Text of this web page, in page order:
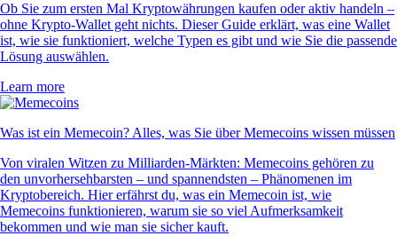
Ob Sie zum ersten Mal Kryptowährungen kaufen oder aktiv handeln –
ohne Krypto-Wallet geht nichts. Dieser Guide erklärt, was eine Wallet
ist, wie sie funktioniert, welche Typen es gibt und wie Sie die passende
Lösung auswählen.
Learn more
Was ist ein Memecoin? Alles, was Sie über Memecoins wissen müssen
Von viralen Witzen zu Milliarden-Märkten: Memecoins gehören zu
den unvorhersehbarsten – und spannendsten – Phänomenen im
Kryptobereich. Hier erfährst du, was ein Memecoin ist, wie
Memecoins funktionieren, warum sie so viel Aufmerksamkeit
bekommen und wie man sie sicher kauft.